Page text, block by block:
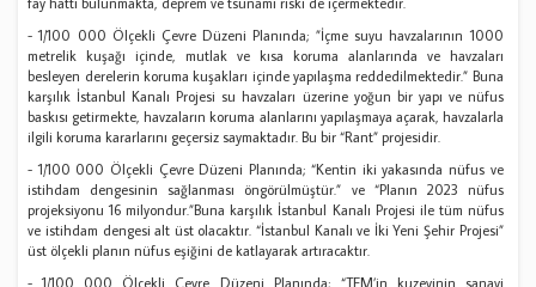
- 1/100 000 Ölçekli Çevre Düzeni Planında; ”İçme suyu havzalarının 1000
metrelik kuşağı içinde, mutlak ve kısa koruma alanlarında ve havzaları
besleyen derelerin koruma kuşakları içinde yapılaşma reddedilmektedir.” Buna
karşılık İstanbul Kanalı Projesi su havzaları üzerine yoğun bir yapı ve nüfus
baskısı getirmekte, havzaların koruma alanlarını yapılaşmaya açarak, havzalarla
ilgili koruma kararlarını geçersiz saymaktadır. Bu bir “Rant” projesidir.
- 1/100 000 Ölçekli Çevre Düzeni Planında; “Kentin iki yakasında nüfus ve
istihdam dengesinin sağlanması öngörülmüştür.” ve “Planın 2023 nüfus
projeksiyonu 16 milyondur.”Buna karşılık İstanbul Kanalı Projesi ile tüm nüfus
ve istihdam dengesi alt üst olacaktır. “İstanbul Kanalı ve İki Yeni Şehir Projesi”
üst ölçekli planın nüfus eşiğini de katlayarak artıracaktır.
- 1/100 000 Ölçekli Çevre Düzeni Planında; “TEM’in kuzeyinin sanayi